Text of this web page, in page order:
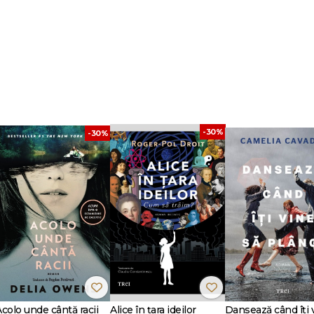
şi devotat, pasiunea dintre ei se aprinde fulgerător. Trecutul ei însă o
pe vecie.
-Under the Covers
și lucruri din viața reală – e un roman pe care-l vei devora.Samantha
a studiat istorie antică și medievală,Samantha Youngs-a dedicat
fantasy urban și subiecte contemporane.
Pe strada DublinșiPe strada Londra. Pentru romanulPe strada
Choice Award for Best Author and Best Romance, iar pentru romanul
for Best Romance 2014.
-30%
unde cântă racii
-30%
Alice în țara ideilor